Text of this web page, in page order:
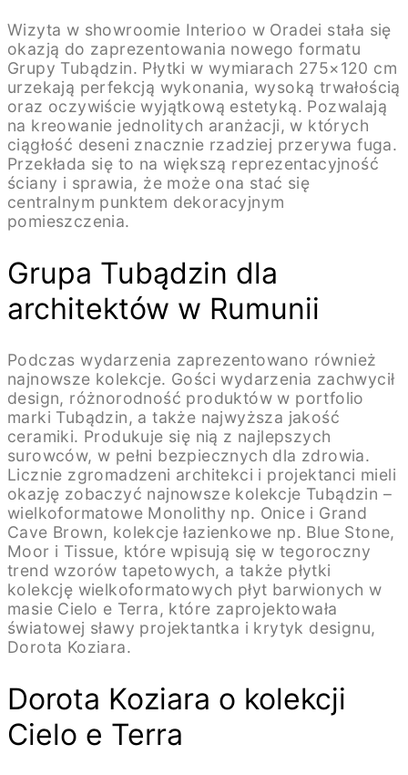
Wizyta w showroomie Interioo w Oradei stała się
okazją do zaprezentowania nowego formatu
Grupy Tubądzin. Płytki w wymiarach 275×120 cm
urzekają perfekcją wykonania, wysoką trwałością
oraz oczywiście wyjątkową estetyką. Pozwalają
na kreowanie jednolitych aranżacji, w których
ciągłość deseni znacznie rzadziej przerywa fuga.
Przekłada się to na większą reprezentacyjność
ściany i sprawia, że może ona stać się
centralnym punktem dekoracyjnym
pomieszczenia.
Grupa Tubądzin dla
architektów w Rumunii
Podczas wydarzenia zaprezentowano również
najnowsze kolekcje. Gości wydarzenia zachwycił
design, różnorodność produktów w portfolio
marki Tubądzin, a także najwyższa jakość
ceramiki. Produkuje się nią z najlepszych
surowców, w pełni bezpiecznych dla zdrowia.
Licznie zgromadzeni architekci i projektanci mieli
okazję zobaczyć najnowsze kolekcje Tubądzin –
wielkoformatowe Monolithy np. Onice i Grand
Cave Brown, kolekcje łazienkowe np. Blue Stone,
Moor i Tissue, które wpisują się w tegoroczny
trend wzorów tapetowych, a także płytki
kolekcję wielkoformatowych płyt barwionych w
masie Cielo e Terra, które zaprojektowała
światowej sławy projektantka i krytyk designu,
Dorota Koziara.
Dorota Koziara o kolekcji
Cielo e Terra